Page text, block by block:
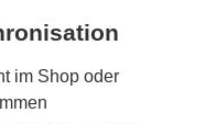
im Shop oder